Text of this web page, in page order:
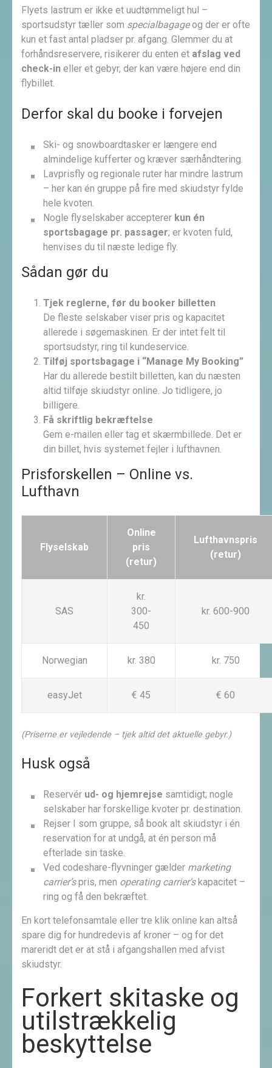
Flyets lastrum er ikke et uudtømmeligt hul –
sportsudstyr tæller som specialbagageog der er ofte
kun et fast antal pladser pr. afgang. Glemmer du at
forhåndsreservere, risikerer du enten et afslag ved
check-in eller et gebyr, der kan være højere end din
flybillet.
Derfor skal du booke i forvejen
Ski- og snowboardtasker er længere end
almindelige kufferter og kræver særhåndtering.
Lavprisfly og regionale ruter har mindre lastrum
– her kan én gruppe på fire med skiudstyr fylde
hele kvoten.
Nogle flyselskaber accepterer kun én
sportsbagage pr. passager; er kvoten fuld,
henvises du til næste ledige fly.
Sådan gør du
Tjek reglerne, før du booker billetten
De fleste selskaber viser pris og kapacitet
allerede i søgemaskinen. Er der intet felt til
sportsudstyr, ring til kundeservice.
Tilføj sportsbagage i “Manage My Booking”
Har du allerede bestilt billetten, kan du næsten
altid tilføje skiudstyr online. Jo tidligere, jo
billigere.
Få skriftlig bekræftelse
Gem e-mailen eller tag et skærmbillede. Det er
din billet, hvis systemet fejler i lufthavnen.
Prisforskellen – Online vs.
Lufthavn
Flyselskab
Online
pris
(retur)
Lufthavnspris
(retur)
SAS
kr.
300-
450
kr. 600-900
Norwegian kr. 380 kr. 750
easyJet € 45 € 60
(Priserne er vejledende – tjek altid det aktuelle gebyr.)
Husk også
Reservér ud- og hjemrejse samtidigt; nogle
selskaber har forskellige kvoter pr. destination.
Rejser I som gruppe, så book alt skiudstyr i én
reservation for at undgå, at én person må
efterlade sin taske.
Ved codeshare-flyvninger gælder marketing
carrier’spris, men operating carrier’skapacitet –
ring og få den bekræftet.
En kort telefonsamtale eller tre klik online kan altså
spare dig for hundredevis af kroner – og for det
mareridt det er at stå i afgangshallen med afvist
skiudstyr.
Forkert skitaske og
utilstrækkelig
beskyttelse